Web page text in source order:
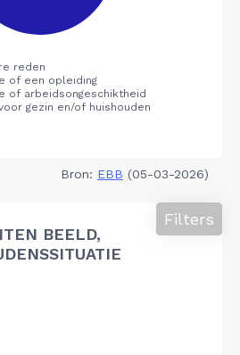
Bron: EBB (05-03-2026)
BEELD,
Filters